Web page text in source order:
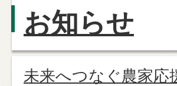
お知らせ
未来へつなぐ農家応